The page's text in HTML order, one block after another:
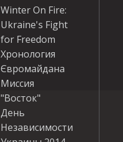
Winter On Fire:
Ukraine's Fight
for Freedom
Хронология
Євромайдана
Миссия
"Восток"
День
Независимости